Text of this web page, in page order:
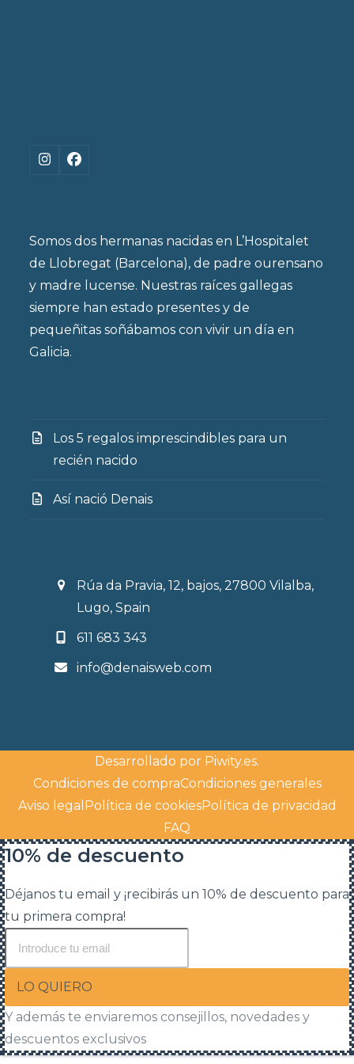
Instagram
Facebook
Somos dos hermanas nacidas en L’Hospitalet
de Llobregat (Barcelona), de padre ourensano
y madre lucense. Nuestras raíces gallegas
siempre han estado presentes y de
pequeñitas soñábamos con vivir un día en
Galicia.
Los 5 regalos imprescindibles para un
recién nacido
Así nació Denais
Rúa da Pravia, 12, bajos, 27800 Vilalba,
Lugo, Spain
611 683 343
info@denaisweb.com
Desarrollado por Piwity.es.
Condiciones de compraCondiciones generales
Aviso legal Política de cookiesPolítica de privacidad
FAQ
10% de descuento
Déjanos tu email y ¡recibirás un 10% de descuento para
tu primera compra!
LO QUIERO
Y además te enviaremos consejillos, novedades y
descuentos exclusivos